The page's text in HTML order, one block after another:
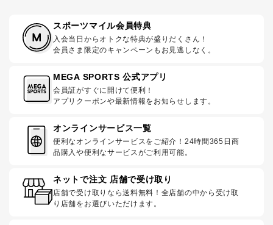
スポーツマイル会員特典
入会当日からオトクな特典が盛りだくさん！
会員さま限定のキャンペーンもお見逃しなく。
MEGA SPORTS 公式アプリ
会員証がすぐに開けて便利！
アプリクーポンや最新情報をお知らせします。
オンラインサービス一覧
便利なオンラインサービスをご紹介！24時間365日商
品購入や便利なサービスがご利用可能。
ネットで注文 店舗で受け取り
店舗で受け取りなら送料無料！全店舗の中から受け取
り店舗をお選びいただけます。